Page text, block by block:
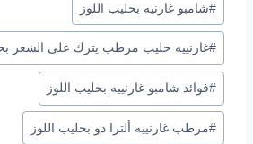
#شامبو غارنيه بحليب اللوز
#غارنييه حليب مرطب يترك على الشعر
#فوائد شامبو غارنييه بحليب اللوز
#مرطب غارنييه ألترا دو بحليب اللوز